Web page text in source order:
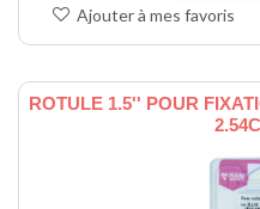
Ajouter à mes favoris
ROTULE 1.5'' POUR